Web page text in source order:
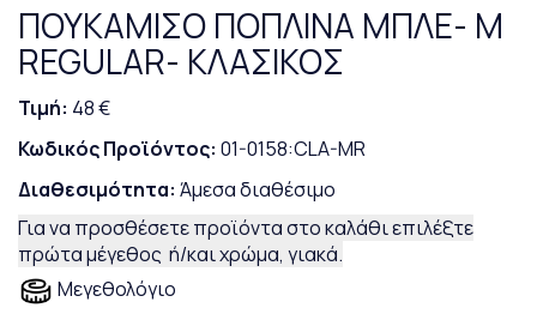
ΠΟΥΚΑΜΙΣΟ ΠΟΠΛΙΝΑ ΜΠΛΕ- M
REGULAR- ΚΛΑΣΙΚΟΣ
Τιμή: 48 €
Κωδικός Προϊόντος: 01-0158:CLA-MR
Διαθεσιμότητα: Άμεσα διαθέσιμο
Για να προσθέσετε προϊόντα στο καλάθι επιλέξτε
πρώτα μέγεθος ή/και χρώμα, γιακά.
Μεγεθολόγιο